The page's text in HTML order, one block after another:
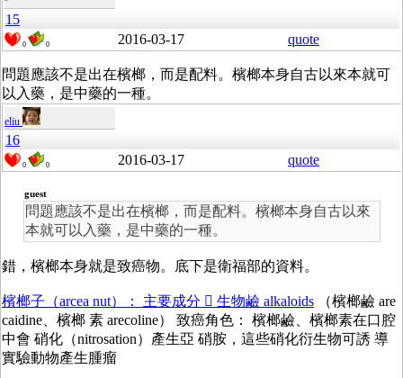
15
0 0 2016-03-17 quote
問題應該不是出在檳榔，而是配料。 檳榔本身自古以來本就可
以入藥，是中藥的一種。
eliu
16
0 0 2016-03-17 quote
guest
問題應該不是出在檳榔，而是配料。檳榔本身自古以來
本就可以入藥，是中藥的一種。
錯，檳榔本身就是致癌物。底下是衛福部的資料。
檳榔子（arcea nut）： 主要成分  生物鹼 alkaloids （檳榔鹼 are
caidine、檳榔 素 arecoline） 致癌角色： 檳榔鹼、檳榔素在口腔
中會 硝化（nitrosation）產生亞 硝胺，這些硝化衍生物可誘 導
實驗動物產生腫瘤